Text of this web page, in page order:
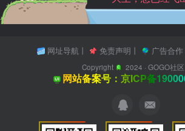
网址导航丨 免责声明 丨 广告合作
Copyright 2024 ·GOGO社区
网站备案号：京ICP备